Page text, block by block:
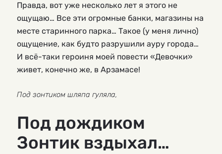
Правда, вот уже несколько лет я этого не
ощущаю… Все эти огромные банки, магазины на
месте старинного парка… Такое (у меня лично)
ощущение, как будто разрушили ауру города…
И всё-таки героиня моей повести «Девочки»
живет, конечно же, в Арзамасе!
Под зонтиком шляпа гуляла,
Под дождиком
Зонтик вздыхал…